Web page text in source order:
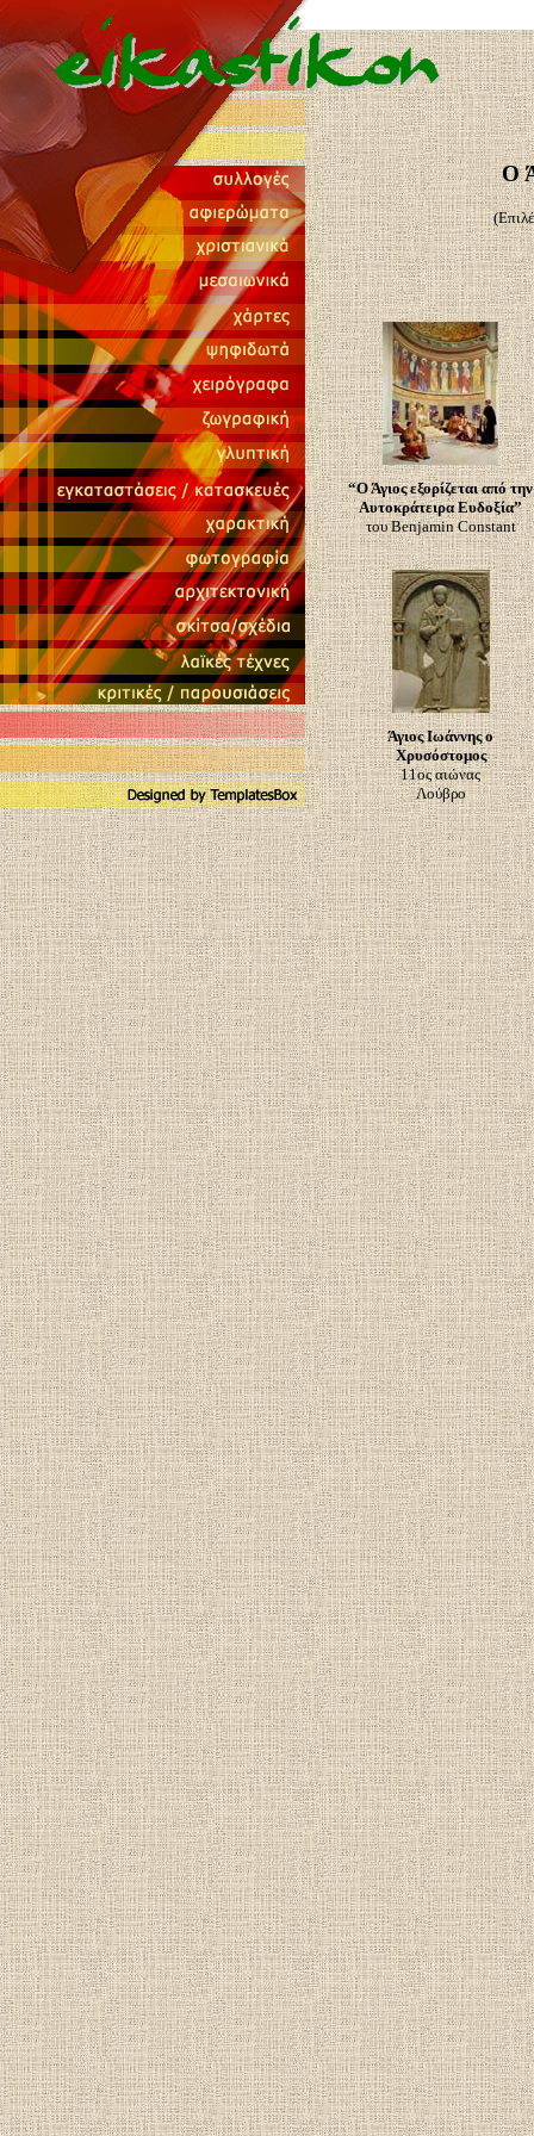
Ο
“Ο Άγιος εξορίζεται από την
Αυτοκράτειρα Ευδοξία”
του Benjamin Constant
Άγιος Ιωάννης ο
Χρυσόστομος
11ος αιώνας
Λούβρο